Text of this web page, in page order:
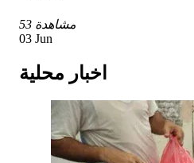
53 مشاهدة
03 Jun
اخبار محلية